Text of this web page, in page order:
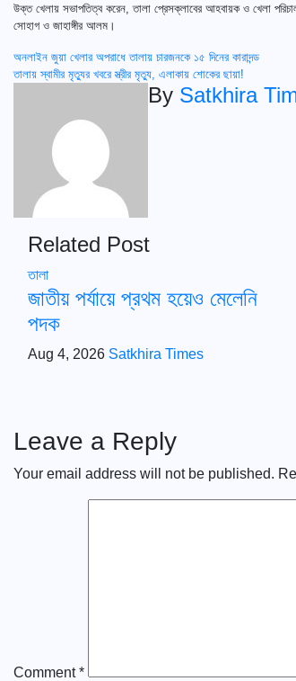
উক্ত খেলায় সভাপতিত্ব করেন, তালা প্রেসক্লাবের আহবায়ক ও খেলা
সোহাগ ও জাহাঙ্গীর আলম।
Post
অনলাইন জুয়া খেলার অপরাধে তালায় চারজনকে ১৫ দিনের কারাদন্ড
তালায় স্বামীর মৃত্যুর খবরে স্ত্রীর মৃত্যু, এলাকায় শোকের ছায়া!
By Satkhira
Related Post
তালা
জাতীয় পর্যায়ে প্রথম হয়েও মেলেনি
পদক
Aug 4, 2026 Satkhira Times
Leave a Reply
Your email address will not be published.
Comment*